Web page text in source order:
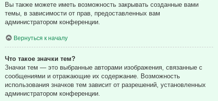
Вы также можете иметь возможность закрывать созданные вами
темы, в зависимости от прав, предоставленных вам
администратором конференции.
Вернуться к началу
Что такое значки тем?
Значки тем — это выбранные авторами изображения, связанные с
сообщениями и отражающие их содержание. Возможность
использования значков тем зависит от разрешений, установленных
администратором конференции.